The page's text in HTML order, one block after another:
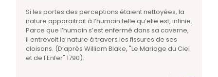
Si les portes des perceptions étaient nettoyées, la
nature apparaitrait à l’humain telle qu’elle est, infinie.
Parce que l’humain s’est enfermé dans sa caverne,
il entrevoit la nature à travers les fissures de ses
cloisons. (D’après William Blake, "Le Mariage du Ciel
et de l'Enfer" 1790).